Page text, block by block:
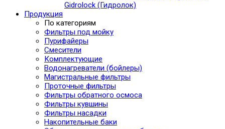
Gidrolock (Гидролок)
Продукция
По категориям
Фильтры под мойку
Пурифайеры
Смесители
Комплектующие
Водонагреватели (бойлеры)
Магистральные фильтры
Проточные фильтры
Фильтры обратного осмоса
Фильтры кувшины
Фильтры насадки
Накопительные баки